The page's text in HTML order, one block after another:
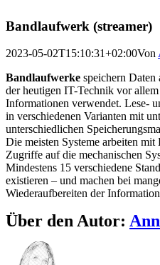
Bandlaufwerk (streamer)
2023-05-02T15:10:31+02:00Von
Bandlaufwerke speichern
der heutigen IT-Technik vor
Informationen verwendet. Lese-
in verschiedenen Varianten mit
unterschiedlichen
Die meisten Systeme arbeiten
Zugriffe auf die mechanischen
Mindestens 15 verschiedene
existieren – und machen bei
Wiederaufbereiten der
Über den Autor: